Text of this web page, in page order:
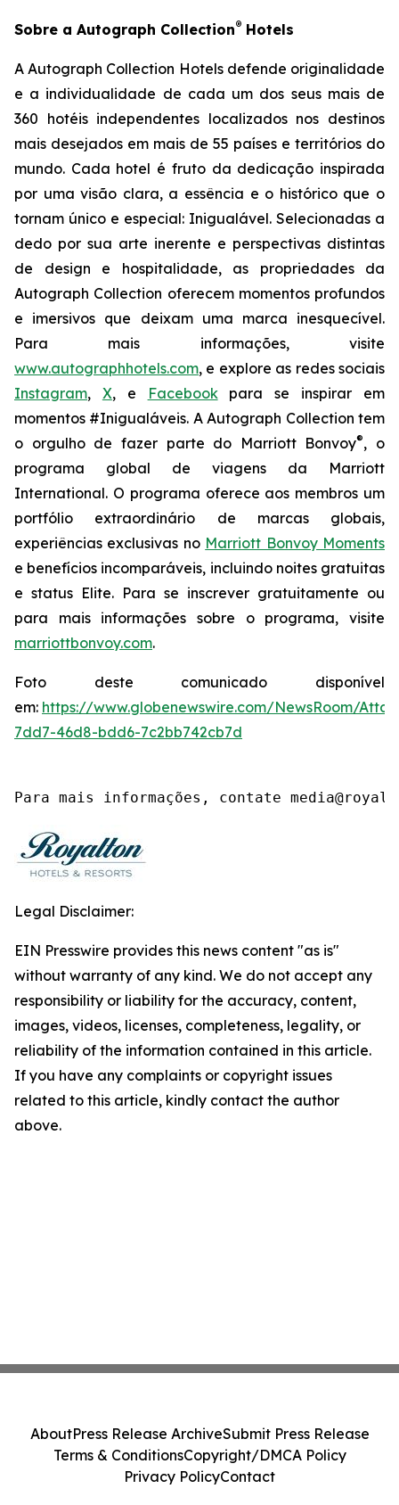
Sobre a Autograph Collection® Hotels
A Autograph Collection Hotels defende originalidade
e a individualidade de cada um dos seus mais de
360 hotéis independentes localizados nos destinos
mais desejados em mais de 55 países e territórios do
mundo. Cada hotel é fruto da dedicação inspirada
por uma visão clara, a essência e o histórico que o
tornam único e especial: Inigualável. Selecionadas a
dedo por sua arte inerente e perspectivas distintas
de design e hospitalidade, as propriedades da
Autograph Collection oferecem momentos profundos
e imersivos que deixam uma marca inesquecível.
Para mais informações, visite
www.autographhotels.com, e explore as redes sociais
Instagram, X, e Facebookpara se inspirar em
momentos #Inigualáveis. A Autograph Collection tem
o orgulho de fazer parte do Marriott Bonvoy®, o
programa global de viagens da Marriott
International. O programa oferece aos membros um
portfólio extraordinário de marcas globais,
experiências exclusivas no Marriott Bonvoy Moments
e benefícios incomparáveis, incluindo noites gratuitas
e status Elite. Para se inscrever gratuitamente ou
para mais informações sobre o programa, visite
marriottbonvoy.com.
Foto deste comunicado disponível
em: https://www.globenewswire.com/NewsRoom/
7dd7-46d8-bdd6-7c2bb742cb7d
Para mais informações, contate
Legal Disclaimer:
EIN Presswire provides this news content "as is"
without warranty of any kind. We do not accept any
responsibility or liability for the accuracy, content,
images, videos, licenses, completeness, legality, or
reliability of the information contained in this article.
If you have any complaints or copyright issues
related to this article, kindly contact the author
above.
AboutPress Release ArchiveSubmit Press Release
Terms & ConditionsCopyright/DMCA Policy
Privacy PolicyContact